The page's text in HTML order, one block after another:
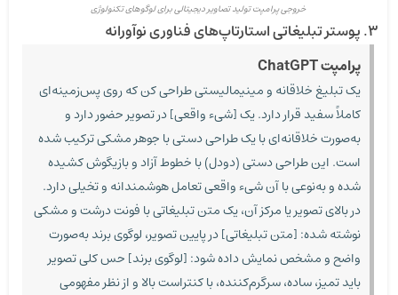
خروجی پرامپت تولید تصاویر دیجیتالی برای لوگوهای تکنولوژی
۳. پوستر تبلیغاتی استارتاپ‌های فناوری نوآورانه
پرامپت ChatGPT
یک تبلیغ خلاقانه و مینیمالیستی طراحی کن که روی پس‌زمینه‌ای
کاملاً سفید قرار دارد. یک [شیء واقعی] در تصویر حضور دارد و
به‌صورت خلاقانه‌ای با یک طراحی دستی با جوهر مشکی ترکیب شده
است. این طراحی دستی (دودل) با خطوط آزاد و بازیگوش کشیده
شده و به‌نوعی با آن شیء واقعی تعامل هوشمندانه و تخیلی دارد.
در بالای تصویر یا مرکز آن، یک متن تبلیغاتی با فونت درشت و مشکی
نوشته شده: [متن تبلیغاتی] در پایین تصویر، لوگوی برند به‌صورت
واضح و مشخص نمایش داده شود: [لوگوی برند] حس کلی تصویر
باید تمیز، ساده، سرگرم‌کننده، با کنتراست بالا و از نظر مفهومی